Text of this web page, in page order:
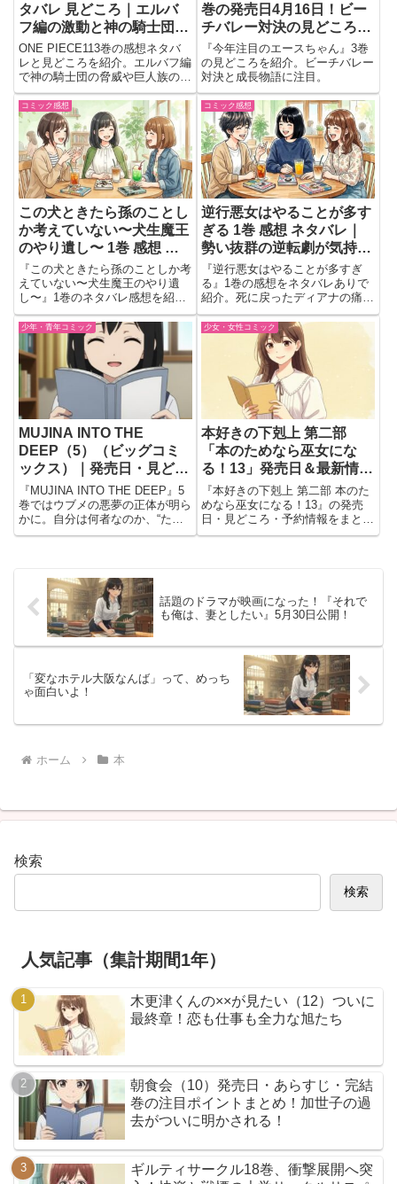
タバレ 見どころ｜エルバ
フ編の激動と神の騎士団の
脅威を徹底解説
ONE PIECE113巻の感想ネタバ
レと見どころを紹介。エルバフ編
で神の騎士団の脅威や巨人族の戦
いが激化し、物語はクライマック
スへ加速。続きが気になる重要展
開を徹底解説！
巻の発売日4月16日！ビー
チバレー対決の見どころ紹
介
『今年注目のエースちゃん』3巻
の見どころを紹介。ビーチバレー
対決と成長物語に注目。
コミック感想
この犬ときたら孫のことし
か考えていない〜犬生魔王
のやり遺し〜 1巻 感想 ネ
タバレ 最強魔王が犬にな
ったら孫愛が止まらない
『この犬ときたら孫のことしか考
えていない〜犬生魔王のやり遺
し〜』1巻のネタバレ感想を紹
介。犬へ転生した魔王と孫エムの
交流、笑いと熱さが詰まった物語
を振り返ります。
コミック感想
逆行悪女はやることが多す
ぎる 1巻 感想 ネタバレ｜
勢い抜群の逆転劇が気持ち
いい
『逆行悪女はやることが多すぎ
る』1巻の感想をネタバレありで
紹介。死に戻ったディアナの痛快
な逆転劇や気になる人物、次巻へ
の期待を読後の会話形式で語りま
少年・青年コミック
MUJINA INTO THE
DEEP（5）（ビッグコミ
ックス）｜発売日・見どこ
ろ・予約情報まとめ
『MUJINA INTO THE DEEP』5
巻ではウブメの悪夢の正体が明ら
かに。自分は何者なのか、“たぬ
き男”の意味とは？浅野いにおが
少女・女性コミック
本好きの下剋上 第二部
「本のためなら巫女にな
る！13」発売日＆最新情報
まとめ
『本好きの下剋上 第二部 本のた
めなら巫女になる！13』の発売
日・見どころ・予約情報をまとめ
て紹介。マインの巫女としての挑
話題のドラマが映画になった！『それで
も俺は、妻としたい』5月30日公開！
「変なホテル大阪なんば」って、めっち
ゃ面白いよ！
ホーム 本
検索
検索
人気記事（集計期間1年）
木更津くんの××が見たい（12）ついに
最終章！恋も仕事も全力な旭たち
朝食会（10）発売日・あらすじ・完結
巻の注目ポイントまとめ！加世子の過
去がついに明かされる！
ギルティサークル18巻、衝撃展開へ突